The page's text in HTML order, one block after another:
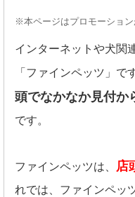
※本ページはプロモーション
インターネットや犬関
「ファインペッツ」で
頭でなかなか見付か
です。
ファインペッツは、 店
れでは、ファインペッ